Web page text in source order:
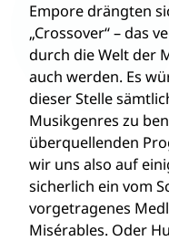
Empore drängten
„Crossover“ – das
durch die Welt der
auch werden. Es
dieser Stelle
Musikgenres zu
überquellenden
wir uns also auf
sicherlich ein vom
vorgetragenes
Misérables. Oder